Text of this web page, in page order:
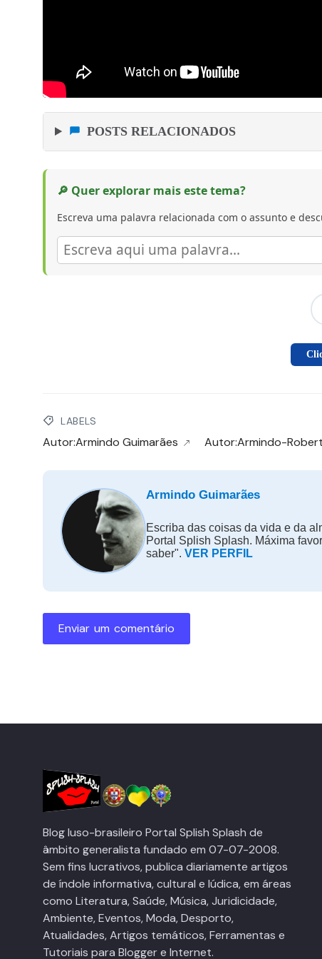
POSTS RELACIONADOS
🔎 Quer explorar mais este tema?
Escreva uma palavra relacionada com o assunto e
LABELS
Autor:Armindo Guimarães Autor:Armindo-
Armindo Guimarães
Escriba das coisas da vida e da
Portal Splish Splash. Máxima
saber". VER PERFIL
Enviar um comentário
Blog luso-brasileiro Portal Splish Splash de
âmbito generalista fundado em 07-07-2008.
Sem fins lucrativos, publica diariamente artigos
de índole informativa, cultural e lúdica, em áreas
como Literatura, Saúde, Música, Juridicidade,
Ambiente, Eventos, Moda, Desporto,
Atualidades, Artigos temáticos, Ferramentas e
Tutoriais para Blogger e Internet.